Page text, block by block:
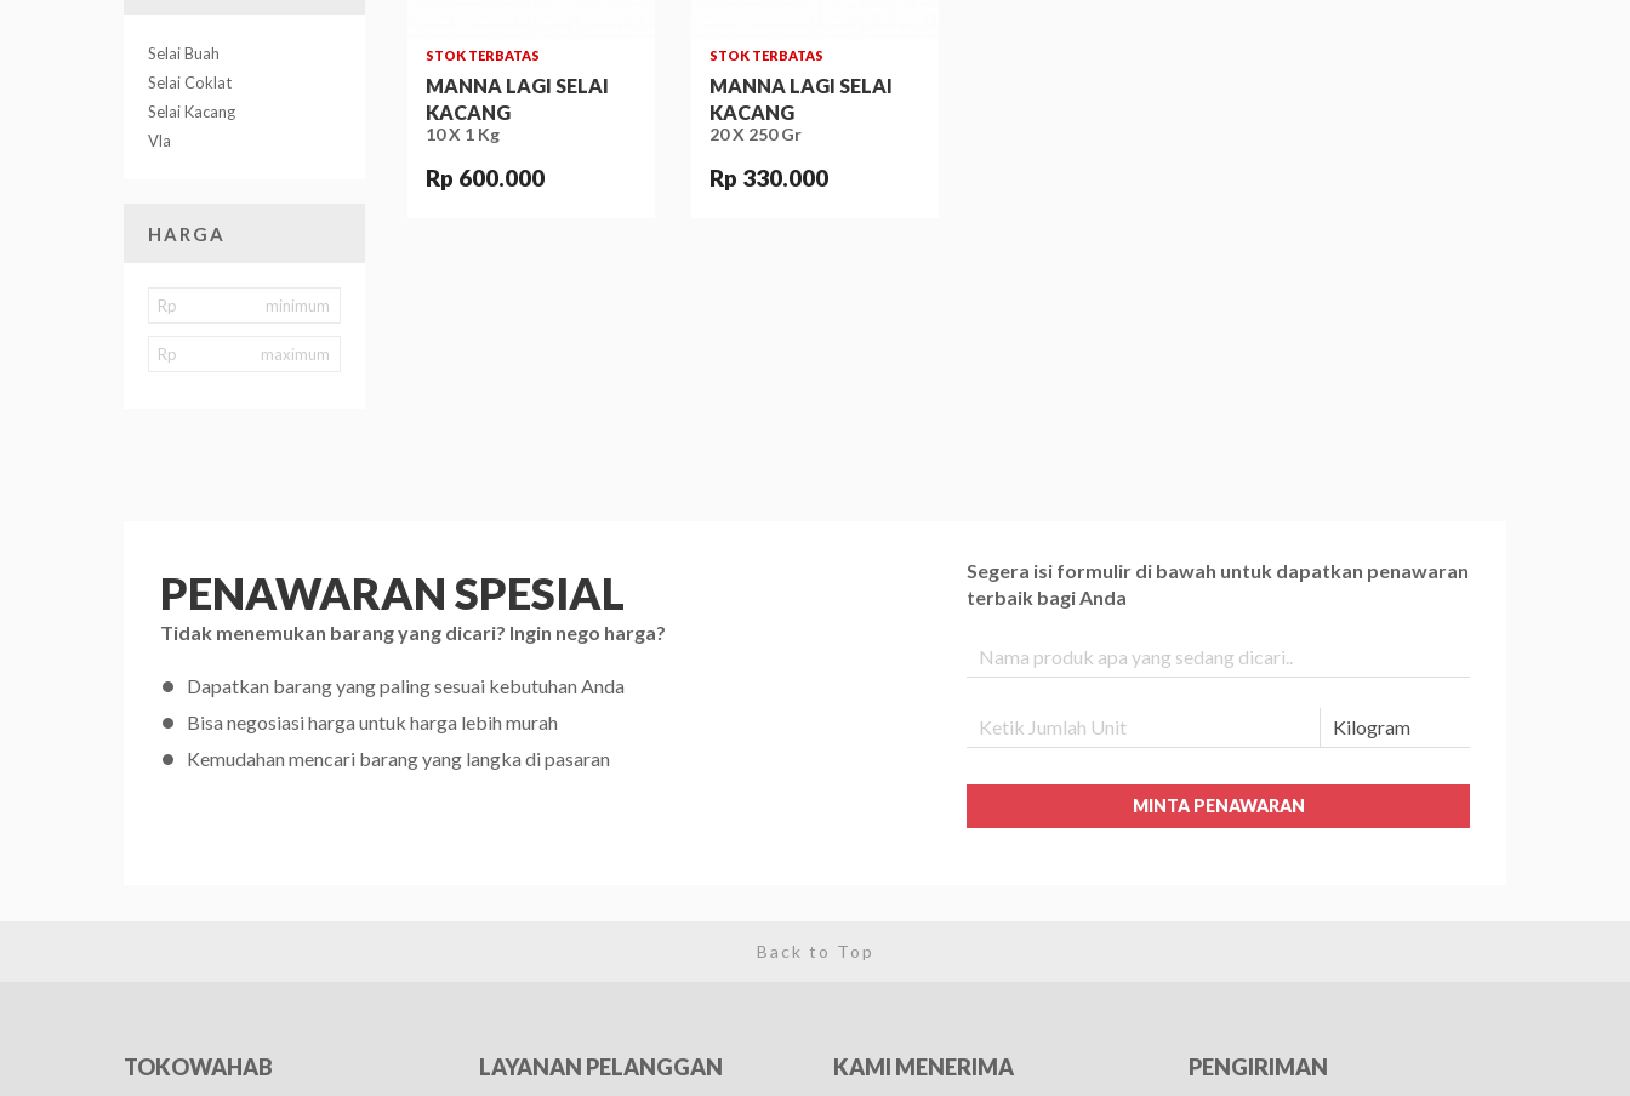
Selai Buah
Selai Coklat
Selai Kacang
Vla
HARGA
Rp
Rp
STOK TERBATAS
MANNA LAGI SELAI
KACANG
10 X 1 Kg
Rp 600.000
STOK TERBATAS
MANNA LAGI SELAI
KACANG
20 X 250 Gr
Rp 330.000
PENAWARAN SPESIAL
Tidak menemukan barang yang dicari? Ingin nego harga?
Dapatkan barang yang paling sesuai kebutuhan Anda
Bisa negosiasi harga untuk harga lebih murah
Kemudahan mencari barang yang langka di pasaran
Segera isi formulir di bawah untuk dapatkan penawaran
terbaik bagi Anda
MINTA PENAWARAN
Back to Top
TOKOWAHAB LAYANAN PELANGGAN KAMI MENERIMA PENGIRIMAN